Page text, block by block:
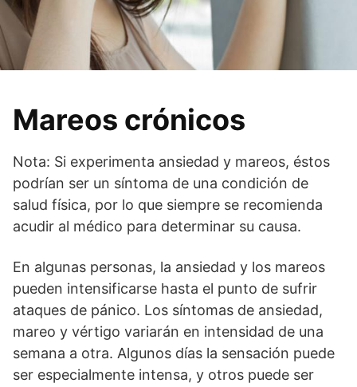
Mareos crónicos
Nota: Si experimenta ansiedad y mareos, éstos
podrían ser un síntoma de una condición de
salud física, por lo que siempre se recomienda
acudir al médico para determinar su causa.
En algunas personas, la ansiedad y los mareos
pueden intensificarse hasta el punto de sufrir
ataques de pánico. Los síntomas de ansiedad,
mareo y vértigo variarán en intensidad de una
semana a otra. Algunos días la sensación puede
ser especialmente intensa, y otros puede ser